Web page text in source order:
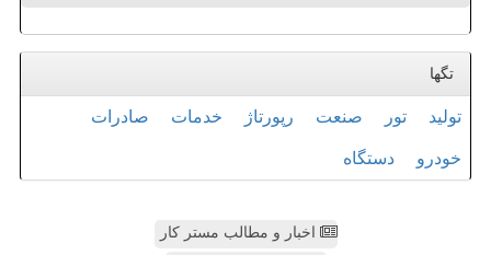
تگها
تولید تور صنعت رپورتاژ خدمات صادرات
خودرو دستگاه
اخبار و مطالب مستر کار